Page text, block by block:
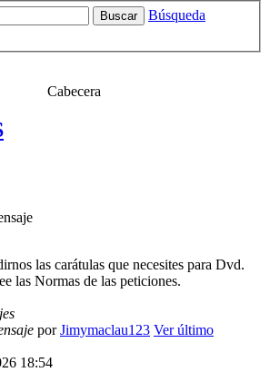
Buscar
Búsqueda
las carátulas que necesites para Dvd.
las Normas de las peticiones.
porJimymaclau123 Ver último
18:54